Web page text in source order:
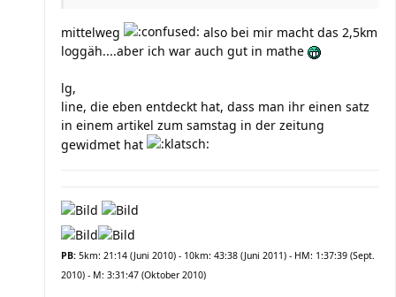
mittelweg
also bei mir macht das 2,5km
loggäh....aber ich war auch gut in mathe
lg,
line, die eben entdeckt hat, dass man ihr einen satz
in einem artikel zum samstag in der zeitung
gewidmet hat
PB: 5km: 21:14 (Juni 2010) - 10km: 43:38 (Juni 2011) - HM: 1:37:39 (Sept.
2010) - M: 3:31:47 (Oktober 2010)